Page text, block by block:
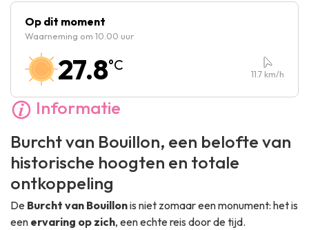
Vrijdag :10:00-
Zaterdag :
Zondag : 10:00- 18:30
Op dit moment
Waarneming om 10.00 uur
27.8°C
11.7 km/h
Informatie
Burcht van Bouillon, een belofte van
historische hoogten en totale
ontkoppeling
De Burcht van Bouillonis niet zomaar een monument: het is
een ervaring op zich, een echte reis door de tijd.